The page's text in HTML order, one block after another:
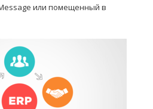
или помещенный в